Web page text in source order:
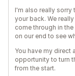
I'm also really sorry
your back. We
come through in
on our end to see
You have my direct
opportunity to turn
from the start.